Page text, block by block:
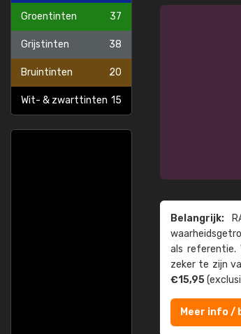
Groentinten 37
Grijstinten 38
Bruintinten 20
Wit- & zwarttinten 15
Belangrijk:
als referentie.
zeker te zijn
€15,95
Meer info /